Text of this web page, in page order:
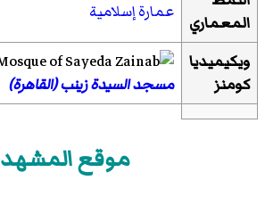
المعماري
عمارة إسلامية
ويكيميديا
كومنز
مسجد السيدة زينب (القاهرة)
موقع المشهد